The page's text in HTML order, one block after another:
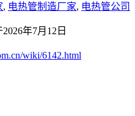
, 电热管制造厂家, 电热管公司
年7月12日
wiki/6142.html